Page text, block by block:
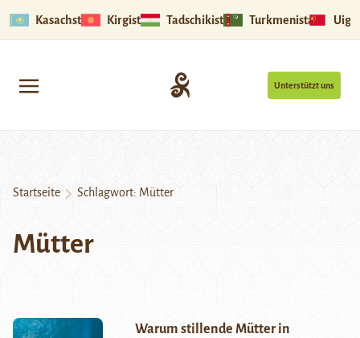
Kasachstan Kirgistan Tadschikistan Turkmenistan
Unterstützt uns
Startseite Schlagwort: Mütter
Mütter
Warum stillende Mütter in